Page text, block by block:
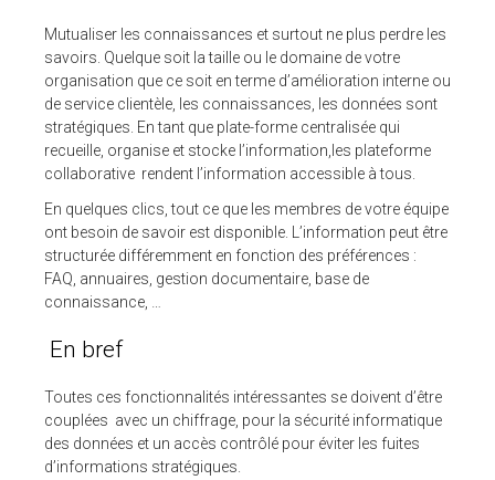
Mutualiser les connaissances et surtout ne plus perdre les
savoirs. Quelque soit la taille ou le domaine de votre
organisation que ce soit en terme d’amélioration interne ou
de service clientèle, les connaissances, les données sont
stratégiques. En tant que plate-forme centralisée qui
recueille, organise et stocke l’information,les plateforme
collaborative rendent l’information accessible à tous.
En quelques clics, tout ce que les membres de votre équipe
ont besoin de savoir est disponible. L’information peut être
structurée différemment en fonction des préférences :
FAQ, annuaires, gestion documentaire, base de
connaissance, …
En bref
Toutes ces fonctionnalités intéressantes se doivent d’être
couplées avec un chiffrage, pour la sécurité informatique
des données et un accès contrôlé pour éviter les fuites
d’informations stratégiques.